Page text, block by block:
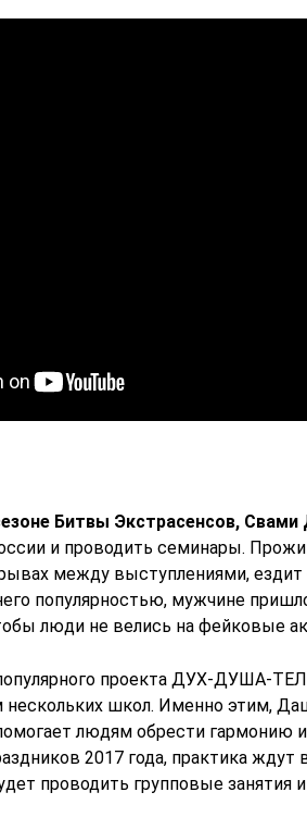
Битвы Экстрасенсов,
и проводить семинары.
между выступлениями,
популярностью, мужчине
люди не велись на фейковые
проекта ДУХ-ДУША-
нескольких школ. Именно этим,
людям обрести гармонию
2017 года, практика ждут
проводить групповые занятия